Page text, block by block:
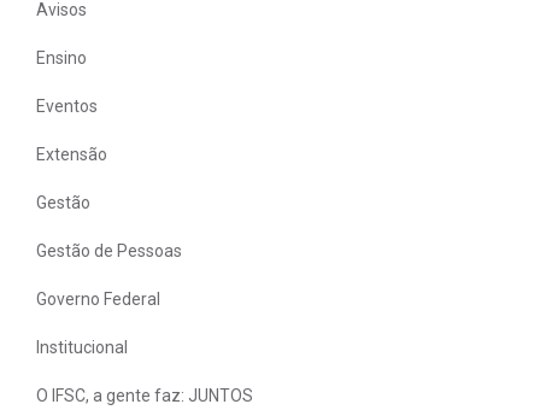
Avisos
Ensino
Eventos
Extensão
Gestão
Gestão de Pessoas
Governo Federal
Institucional
O IFSC, a gente faz: JUNTOS